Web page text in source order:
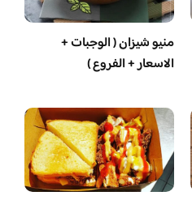
منيو شيزان ( الوجبات +
الاسعار + الفروع )